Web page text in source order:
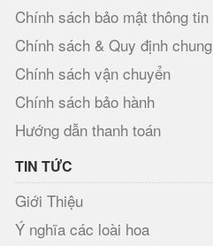
Chính sách bảo mật thông tin
Chính sách & Quy định chung
Chính sách vận chuyển
Chính sách bảo hành
Hướng dẫn thanh toán
TIN TỨC
Giới Thiệu
Ý nghĩa các loài hoa